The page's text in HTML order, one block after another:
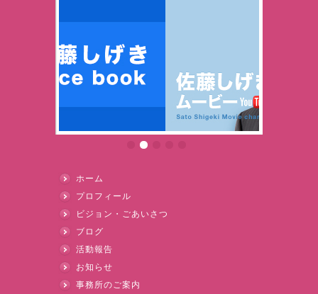
ホーム
プロフィール
ビジョン・ごあいさつ
ブログ
活動報告
お知らせ
事務所のご案内